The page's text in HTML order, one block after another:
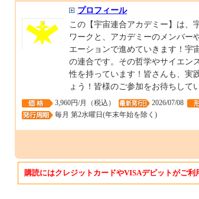
プロフィール
この【宇宙連合アカデミー】は、
ワークと、アカデミーのメンバー
エーションで進めていきます！宇
の連合です。その哲学やサイエン
性を持っています！皆さんも、実
ょう！皆様のご参加をお待ちして
3,960円/月（税込） 2026/07/08
毎月 第2水曜日(年末年始を除く)
購読にはクレジットカードやVISAデビットがご利